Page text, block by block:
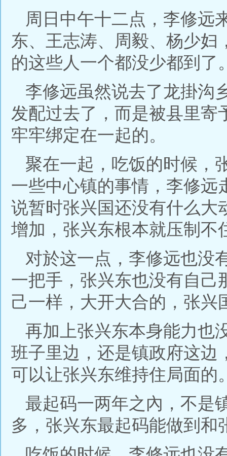
周日中午十二点，李修远
东、王志涛、周毅、杨少妇
的这些人一个都没少都到了
李修远虽然说去了龙掛沟
发配过去了，而是被县里寄
牢牢绑定在一起的。
聚在一起，吃饭的时候，
一些中心镇的事情，李修远
说暂时张兴国还没有什么大
增加，张兴东根本就压制不
对於这一点，李修远也没
一把手，张兴东也没有自己
己一样，大开大合的，张兴
再加上张兴东本身能力也
班子里边，还是镇政府这边
可以让张兴东维持住局面的
最起码一两年之內，不是
多，张兴东最起码能做到和